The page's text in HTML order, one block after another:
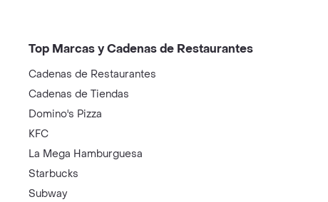
Top Marcas y Cadenas de Restaurantes
Cadenas de Restaurantes
Cadenas de Tiendas
Domino's Pizza
KFC
La Mega Hamburguesa
Starbucks
Subway